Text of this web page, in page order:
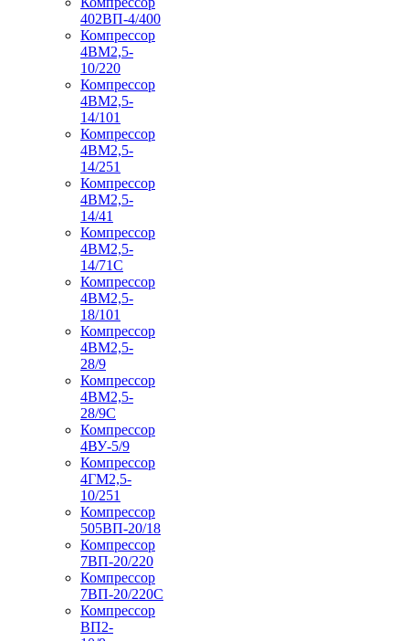
402ВП-4/400
Компрессор
4ВМ2,5-
10/220
Компрессор
4ВМ2,5-
14/101
Компрессор
4ВМ2,5-
14/251
Компрессор
4ВМ2,5-
14/41
Компрессор
4ВМ2,5-
14/71C
Компрессор
4ВМ2,5-
18/101
Компрессор
4ВМ2,5-
28/9
Компрессор
4ВМ2,5-
28/9С
Компрессор
4ВУ-5/9
Компрессор
4ГМ2,5-
10/251
Компрессор
505ВП-20/18
Компрессор
7ВП-20/220
Компрессор
7ВП-20/220С
Компрессор
ВП2-